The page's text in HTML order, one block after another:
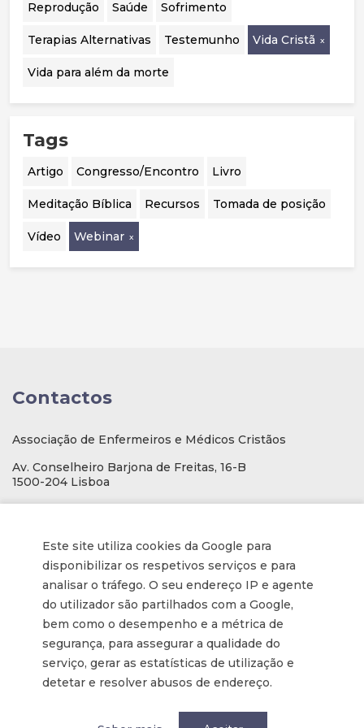
Este site utiliza cookies da Google para
disponibilizar os respetivos serviços e para
analisar o tráfego. O seu endereço IP e agente
do utilizador são partilhados com a Google,
bem como o desempenho e a métrica de
segurança, para assegurar a qualidade do
serviço, gerar as estatísticas de utilização e
detetar e resolver abusos de endereço.
Reprodução Saúde Sofrimento
Terapias Alternativas Testemunho Vida Cristã
Vida para além da morte
Tags
Artigo Congresso/Encontro Livro
Meditação Bíblica Recursos Tomada de posição
Vídeo Webinar
Contactos
Associação de Enfermeiros e Médicos Cristãos
Av. Conselheiro Barjona de Freitas, 16-B
1500-204 Lisboa
(Chamada para a rede fixa nacional)
592006107
Informações
Inscrição na Newsletter